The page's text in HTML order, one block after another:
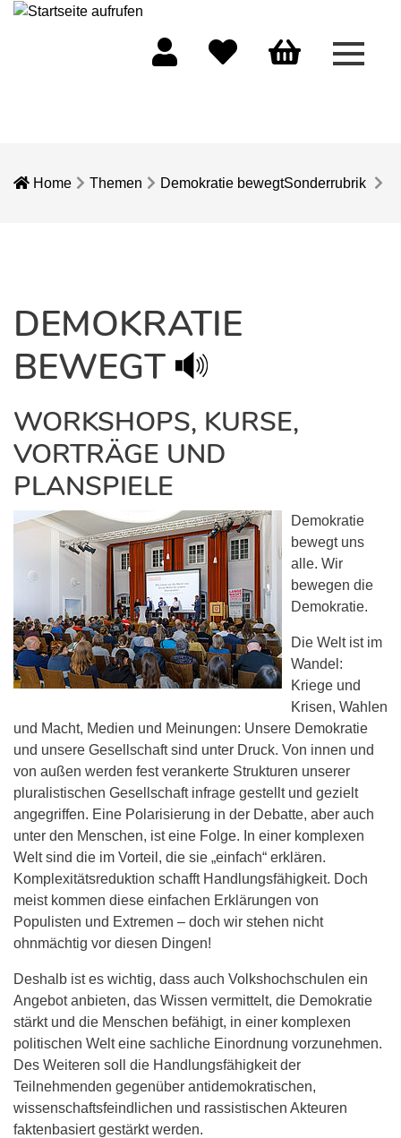
Menü
Home Themen Demokratie bewegtSonderrubrik
DEMOKRATIE
BEWEGT
WORKSHOPS, KURSE,
VORTRÄGE UND
PLANSPIELE
Demokratie
bewegt uns
alle. Wir
bewegen die
Demokratie.
Die Welt ist im
Wandel:
Kriege und
Krisen, Wahlen
und Macht, Medien und Meinungen: Unsere Demokratie
und unsere Gesellschaft sind unter Druck. Von innen und
von außen werden fest verankerte Strukturen unserer
pluralistischen Gesellschaft infrage gestellt und gezielt
angegriffen. Eine Polarisierung in der Debatte, aber auch
unter den Menschen, ist eine Folge. In einer komplexen
Welt sind die im Vorteil, die sie „einfach“ erklären.
Komplexitätsreduktion schafft Handlungsfähigkeit. Doch
meist kommen diese einfachen Erklärungen von
Populisten und Extremen – doch wir stehen nicht
ohnmächtig vor diesen Dingen!
Deshalb ist es wichtig, dass auch Volkshochschulen ein
Angebot anbieten, das Wissen vermittelt, die Demokratie
stärkt und die Menschen befähigt, in einer komplexen
politischen Welt eine sachliche Einordnung vorzunehmen.
Des Weiteren soll die Handlungsfähigkeit der
Teilnehmenden gegenüber antidemokratischen,
wissenschaftsfeindlichen und rassistischen Akteuren
faktenbasiert gestärkt werden.